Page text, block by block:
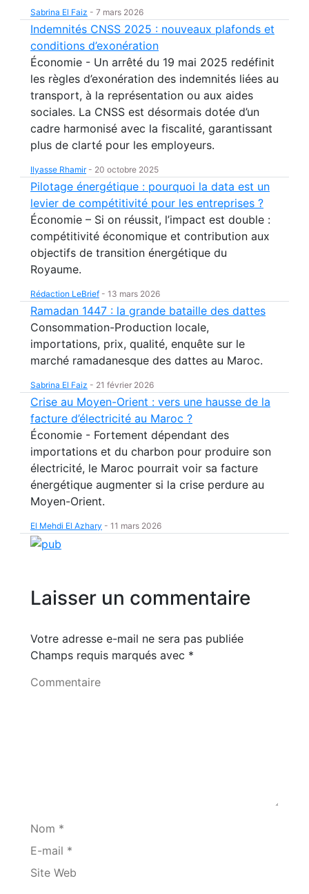
Sabrina El Faiz - 7 mars 2026
Indemnités CNSS 2025 : nouveaux plafonds et
conditions d’exonération
Économie - Un arrêté du 19 mai 2025 redéfinit
les règles d’exonération des indemnités liées au
transport, à la représentation ou aux aides
sociales. La CNSS est désormais dotée d’un
cadre harmonisé avec la fiscalité, garantissant
plus de clarté pour les employeurs.
Ilyasse Rhamir- 20 octobre 2025
Pilotage énergétique : pourquoi la data est un
levier de compétitivité pour les entreprises ?
Économie – Si on réussit, l’impact est double :
compétitivité économique et contribution aux
objectifs de transition énergétique du
Royaume.
Rédaction LeBrief - 13 mars 2026
Ramadan 1447 : la grande bataille des dattes
Consommation-Production locale,
importations, prix, qualité, enquête sur le
marché ramadanesque des dattes au Maroc.
Sabrina El Faiz - 21 février 2026
Crise au Moyen-Orient : vers une hausse de la
facture d’électricité au Maroc ?
Économie - Fortement dépendant des
importations et du charbon pour produire son
électricité, le Maroc pourrait voir sa facture
énergétique augmenter si la crise perdure au
Moyen-Orient.
El Mehdi El Azhary - 11 mars 2026
Laisser un commentaire
Votre adresse e-mail ne sera pas publiée
Champs requis marqués avec *
Commentaire
Nom *
E-mail *
Site Web